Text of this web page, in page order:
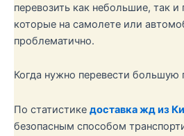
перевозить как небольшие, так
которые на самолете или
проблематично.
Когда нужно перевести большую
По статистике доставка жд из
безопасным способом